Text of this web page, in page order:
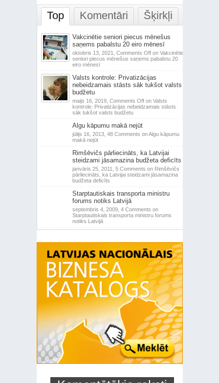
Top Komentāri Šķirkļi
Vakcinētie seniori piecus mēnešus
saņems pabalstu 20 eiro mēnesī
oktobris 13, 2021, Comments Offon Vakcinētie
seniori piecus mēnešus saņems pabalstu 20
eiro mēnesī
Valsts kontrole: Privatizācijas
nebeidzamais stāsts sāk tukšot valsts
budžetu
maijs 16, 2019, Comments Offon Valsts
kontrole: Privatizācijas nebeidzamais stāsts
sāk tukšot valsts budžetu
Algu kāpumu makā nejūt
jūlijs 16, 2013, 48 Comments on Algu kāpumu
makā nejūt
Rimšēvičs pārliecināts, ka Latvijai
steidzami jāsamazina budžeta deficīts
janvāris 25, 2011, 5 Comments on Rimšēvičs
pārliecināts, ka Latvijai steidzami jāsamazina
budžeta deficīts
Starptautiskais transporta ministru
forums notiks Latvijā
septembris 4, 2009, 4 Comments on
Starptautiskais transporta ministru forums
notiks Latvijā